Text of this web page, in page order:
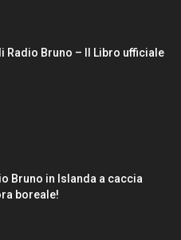
Radio Bruno – Il Libro ufficiale
Bruno in Islanda a caccia
boreale!